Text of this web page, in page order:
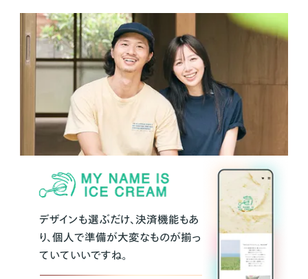
デザインも選ぶだけ、決済機能もあ
り、個人で準備が大変なものが揃っ
ていていいですね。